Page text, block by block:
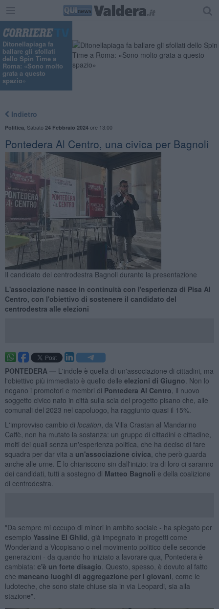
Ditonellapiaga fa
ballare gli sfollati
dello Spin Time a
Roma: «Sono molto
grata a questo
spazio»
Indietro
Politica Sabato 24 Febbraio 2024ore 13:00
Pontedera Al Centro, una civica per Bagnoli
Il candidato del centrodestra Bagnoli durante la presentazione
L'associazione nasce in continuità con l'esperienza di Pisa Al
Centro, con l'obiettivo di sostenere il candidato del
centrodestra alle elezioni
PONTEDERA — L'indole è quella di un'associazione di cittadini, ma
l'obiettivo più immediato è quello delle elezioni di Giugno . Non lo
negano i promotori e membri di Pontedera Al Centro , il nuovo
soggetto civico nato in città sulla scia del progetto pisano che, alle
comunali del 2023 nel capoluogo, ha raggiunto quasi il 15%.
L'improvviso cambio di location , da Villa Crastan al Mandarino
Caffè, non ha mutato la sostanza: un gruppo di cittadini e cittadine,
molti dei quali senza un'esperienza politica, che ha deciso di fare
squadra per dar vita a un'associazione civica , che però guarda
anche alle urne. E lo chiariscono sin dall'inizio: tra di loro ci saranno
dei candidati, tutti a sostegno di Matteo Bagnoli e della coalizione
di centrodestra.
"Da sempre mi occupo di minori in ambito sociale - ha spiegato per
esempio Yassine El Ghlid , già impegnato in progetti come
Wonderland a Vicopisano o nel movimento politico delle seconde
generazioni - da quando ho iniziato a lavorare qua, Pontedera è
cambiata: c'è un forte disagio . Questo, spesso, è dovuto al fatto
che mancano luoghi di aggregazione per i giovani , come le
ludoteche, che sono state chiuse sia in via Leopardi, sia alla
stazione".